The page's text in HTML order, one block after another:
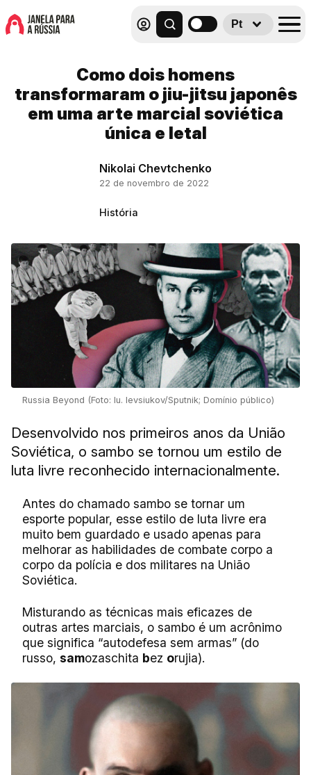
Pt
Como dois homens
transformaram o jiu-jitsu japonês
em uma arte marcial soviética
única e letal
Nikolai Chevtchenko
22 de novembro de 2022
História
Russia Beyond (Foto: Iu. Ievsiukov/Sputnik; Domínio público)
Desenvolvido nos primeiros anos da União
Soviética, o sambo se tornou um estilo de
luta livre reconhecido internacionalmente.
Antes do chamado sambo se tornar um
esporte popular, esse estilo de luta livre era
muito bem guardado e usado apenas para
melhorar as habilidades de combate corpo a
corpo da polícia e dos militares na União
Soviética.
Misturando as técnicas mais eficazes de
outras artes marciais, o sambo é um acrônimo
que significa “autodefesa sem armas” (do
russo, samozaschita bez orujia).